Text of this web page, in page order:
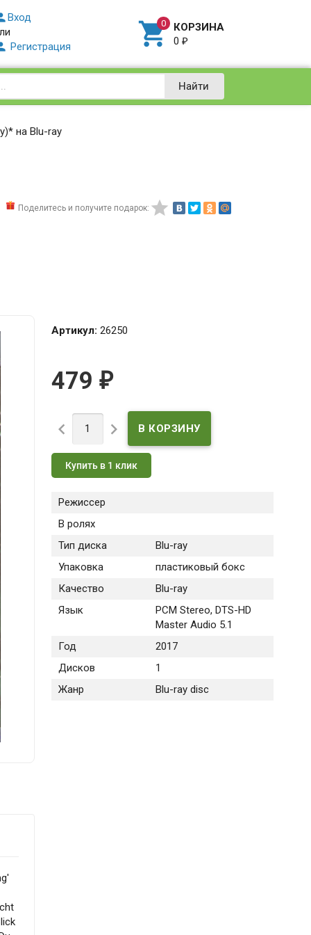
Вход
Регистрация  КОРЗИНА
0₽
Найти
на Blu-ray
Поделитесь и получите подарок: 
Артикул: 26250
479 ₽
 
Купить в 1 клик
Режиссер
В ролях
Тип диска
Blu-ray
Упаковка
пластиковый бокс
Качество
Blu-ray
Язык
PCM Stereo, DTS-HD
Master Audio 5.1
Год
2017
Дисков
1
Жанр
Blu-ray disc